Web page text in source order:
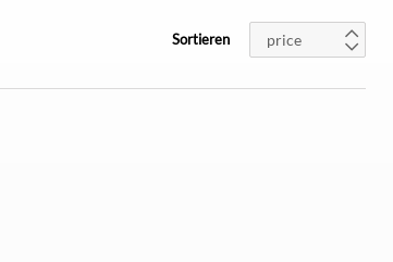
Sortieren price